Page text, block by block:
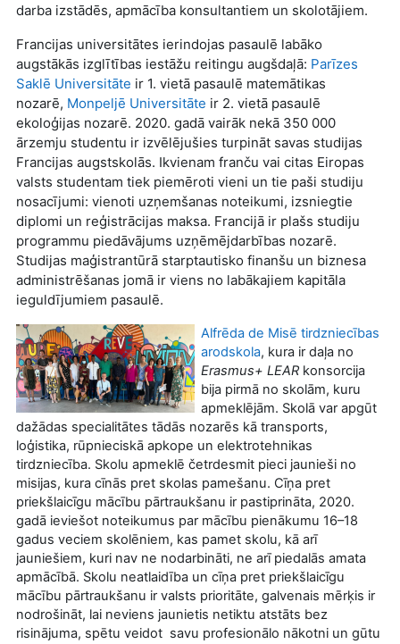
darba izstādēs, apmācība konsultantiem un skolotājiem.
Francijas universitātes ierindojas pasaulē labāko
augstākās izglītības iestāžu reitingu augšdaļā: Parīzes
Saklē Universitāte ir 1. vietā pasaulē matemātikas
nozarē, Monpeljē Universitāte ir 2. vietā pasaulē
ekoloģijas nozarē. 2020. gadā vairāk nekā 350 000
ārzemju studentu ir izvēlējušies turpināt savas studijas
Francijas augstskolās. Ikvienam franču vai citas Eiropas
valsts studentam tiek piemēroti vieni un tie paši studiju
nosacījumi: vienoti uzņemšanas noteikumi, izsniegtie
diplomi un reģistrācijas maksa. Francijā ir plašs studiju
programmu piedāvājums uzņēmējdarbības nozarē.
Studijas maģistrantūrā starptautisko finanšu un biznesa
administrēšanas jomā ir viens no labākajiem kapitāla
ieguldījumiem pasaulē.
Alfrēda de Misē tirdzniecības
arodskola, kura ir daļa no
Erasmus+ LEAR konsorcija
bija pirmā no skolām, kuru
apmeklējām. Skolā var apgūt
dažādas specialitātes tādās nozarēs kā transports,
loģistika, rūpnieciskā apkope un elektrotehnikas
tirdzniecība. Skolu apmeklē četrdesmit pieci jaunieši no
misijas, kura cīnās pret skolas pamešanu. Cīņa pret
priekšlaicīgu mācību pārtraukšanu ir pastiprināta, 2020.
gadā ieviešot noteikumus par mācību pienākumu 16–18
gadus veciem skolēniem, kas pamet skolu, kā arī
jauniešiem, kuri nav ne nodarbināti, ne arī piedalās amata
apmācībā. Skolu neatlaidība un cīņa pret priekšlaicīgu
mācību pārtraukšanu ir valsts prioritāte, galvenais mērķis ir
nodrošināt, lai neviens jaunietis netiktu atstāts bez
risinājuma, spētu veidot savu profesionālo nākotni un gūtu